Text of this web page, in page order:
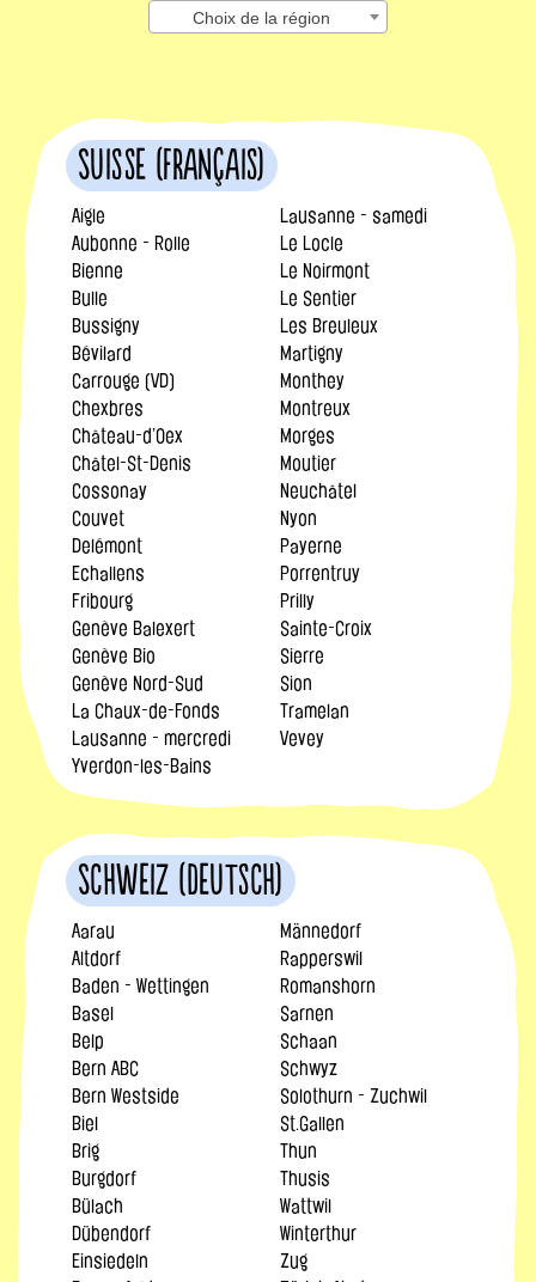
Choix de la région
Suisse (français)
Aigle
Aubonne - Rolle
Bienne
Bulle
Bussigny
Bévilard
Carrouge (VD)
Chexbres
Château-d’Oex
Châtel-St-Denis
Cossonay
Couvet
Delémont
Echallens
Fribourg
Genève Balexert
Genève Bio
Genève Nord-Sud
La Chaux-de-Fonds
Lausanne - mercredi
Lausanne - samedi
Le Locle
Le Noirmont
Le Sentier
Les Breuleux
Martigny
Monthey
Montreux
Morges
Moutier
Neuchâtel
Nyon
Payerne
Porrentruy
Prilly
Sainte-Croix
Sierre
Sion
Tramelan
Vevey
Yverdon-les-Bains
Schweiz (Deutsch)
Aarau
Altdorf
Baden - Wettingen
Basel
Belp
Bern ABC
Bern Westside
Biel
Brig
Burgdorf
Bülach
Dübendorf
Einsiedeln
Männedorf
Rapperswil
Romanshorn
Sarnen
Schaan
Schwyz
Solothurn - Zuchwil
St.Gallen
Thun
Thusis
Wattwil
Winterthur
Zug